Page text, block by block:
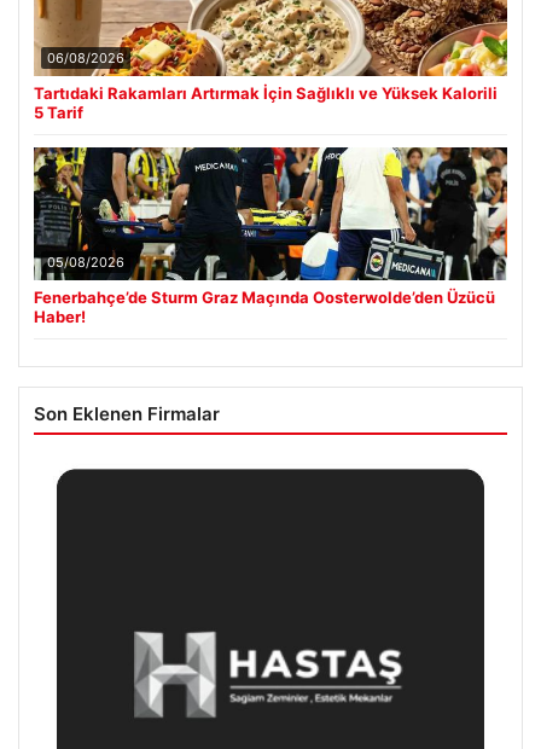
06/08/2026
Tartıdaki Rakamları Artırmak İçin Sağlıklı ve Yüksek Kalorili
5 Tarif
05/08/2026
Fenerbahçe’de Sturm Graz Maçında Oosterwolde’den Üzücü
Haber!
Son Eklenen Firmalar